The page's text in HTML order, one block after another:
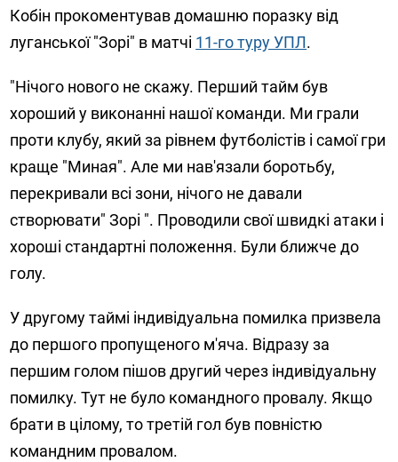
Кобін прокоментувавдомашню поразку від
луганської "Зорі" в матчі 11-го туру УПЛ.
"Нічого нового не скажу. Перший тайм був
хороший у виконанні нашої команди. Ми грали
проти клубу, який за рівнем футболістів і самої гри
краще "Миная". Але ми нав'язали боротьбу,
перекривали всі зони, нічого не давали
створювати" Зорі ". Проводили свої швидкі атаки і
хороші стандартні положення. Були ближче до
голу.
У другому таймі індивідуальна помилка призвела
до першого пропущеного м'яча. Відразу за
першим голом пішов другий через індивідуальну
помилку. Тут не було командного провалу. Якщо
брати в цілому, то третій гол був повністю
командним провалом.